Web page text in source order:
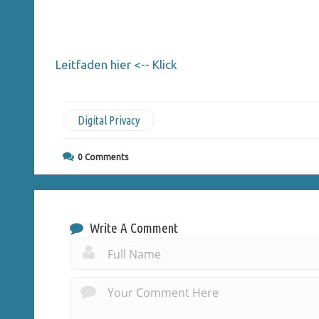
Leitfaden hier <-- Klick
Digital Privacy
0 Comments
Write A Comment